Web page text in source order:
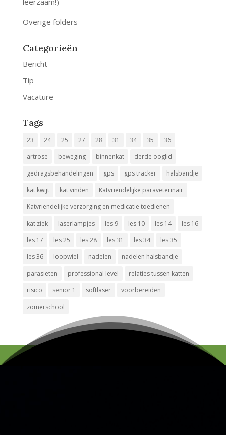
Overige folders
Categorieën
Bericht
Tip
Vacature
Tags
23 24 25 27 28 31 34 35
36
artrose
beweging binnenkat
derde ooglid
gedragsbehandelingen
gps gps tracker
halsbandje
kat kwijt
kat vinden
Katvriendelijke paraveterinair
Katvriendelijke verzorging en medicatie toedienen
kat ziek
laserlampjes les 9 les 10 les 14
les 16
les 17
les 25 les 28 les 31 les 34
les 35
les 36
loopwiel nadelen
nadelen halsbandje
parasieten
professional level
relaties tussen katten
risico
senior 1 softlaser
voorbereiden
zomerschool